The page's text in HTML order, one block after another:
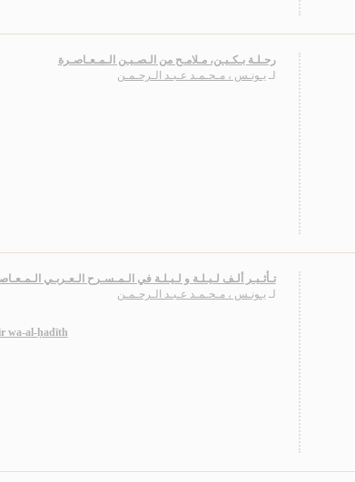
رحـلـة بـكـيـن، مـلامـح من الـصـيـن الـمـعـاصـرة
لـ يـونـس ، مـحـمـد عـبـد الـرحـمـن
تـأثـيـر ألـف لـيـلـة و لـيـلـة في الـمـسـرح الـعـربـي
لـ يـونـس ، مـحـمـد عـبـد الـرحـمـن
wa-al-ḥadīth